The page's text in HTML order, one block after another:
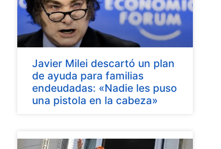
Javier Milei descartó un plan
de ayuda para familias
endeudadas: «Nadie les puso
una pistola en la cabeza»